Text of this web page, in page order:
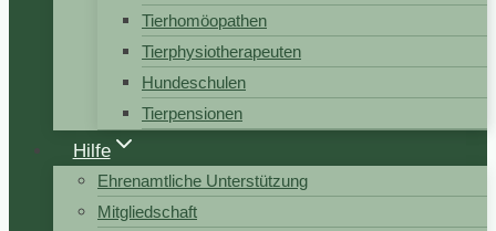
Tierhomöopathen
Tierphysiotherapeuten
Hundeschulen
Tierpensionen
Hilfe
Ehrenamtliche Unterstützung
Mitgliedschaft